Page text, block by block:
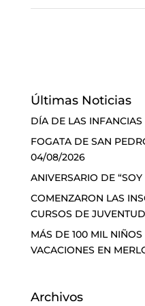
Últimas Noticias
DÍA DE LAS
FOGATA DE SAN
04/08/2026
ANIVERSARIO DE
COMENZARON LAS
CURSOS DE
MÁS DE 100 MIL
VACACIONES EN
Archivos